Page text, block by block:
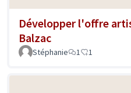
Développer l'offre
Balzac
Stéphanie 1 1